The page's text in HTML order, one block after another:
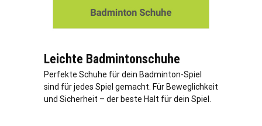
Leichte Badmintonschuhe
Perfekte Schuhe für dein Badminton-Spiel
sind für jedes Spiel gemacht. Für Beweglichkeit
und Sicherheit – der beste Halt für dein Spiel.